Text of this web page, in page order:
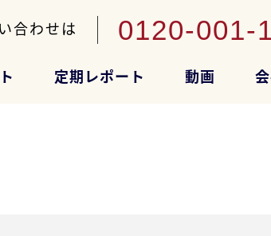
合わせは 0120-001-
定期レポート 動画